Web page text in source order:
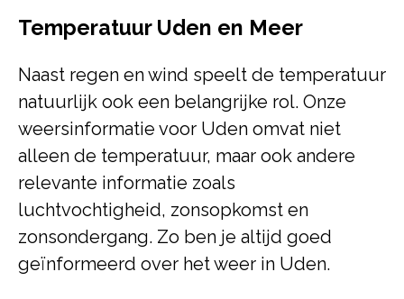
Temperatuur Uden en Meer
Naast regen en wind speelt de temperatuur
natuurlijk ook een belangrijke rol. Onze
weersinformatie voor Uden omvat niet
alleen de temperatuur, maar ook andere
relevante informatie zoals
luchtvochtigheid, zonsopkomst en
zonsondergang. Zo ben je altijd goed
geïnformeerd over het weer in Uden.